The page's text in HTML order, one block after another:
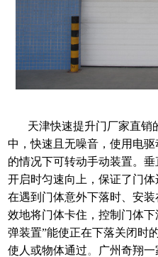
天津快速提升门厂家直销
中，快速且无噪音，使用电
的情况下可转动手动装置。
开启时匀速向上，保证了门体
在遇到门体意外下落时、安
效地将门体卡住，控制门体
弹装置”能使正在下落关闭时
使人或物体通过。 广州奇翔